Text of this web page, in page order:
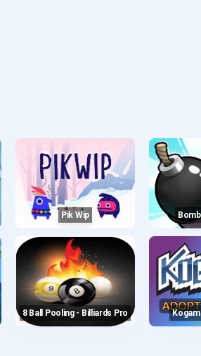
Pik Wip
8 Ball Pooling - Billiards Pro